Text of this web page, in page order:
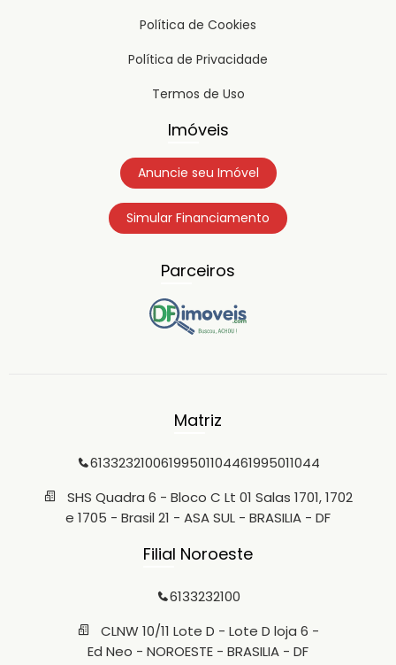
Política de Cookies
Política de Privacidade
Termos de Uso
Imóveis
Anuncie seu Imóvel
Simular Financiamento
Parceiros
Matriz
61332321006199501104461995011044
SHS Quadra 6 - Bloco C Lt 01 Salas 1701, 1702
e 1705 - Brasil 21 - ASA SUL - BRASILIA - DF
Filial Noroeste
6133232100
CLNW 10/11 Lote D - Lote D loja 6 -
Ed Neo - NOROESTE - BRASILIA - DF